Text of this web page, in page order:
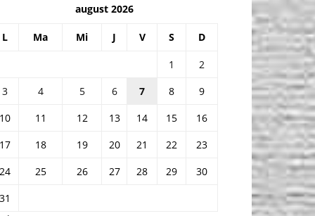
august 2026
L Ma Mi J V S D
1
2
3
4 5 6 7 8
9
11 12 13 14 15
16
18 19 20 21 22
23
25 26 27 28 29
30